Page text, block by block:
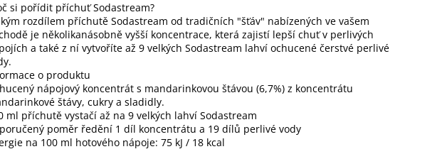
si pořídit příchuť Sodastream?
rozdílem příchutě Sodastream od tradičních "šťáv" nabízených ve vašem
je několikanásobně vyšší koncentrace, která zajistí lepší chuť v perlivých
a také z ní vytvoříte až 9 velkých Sodastream lahví ochucené čerstvé perlivé
o produktu
nápojový koncentrát s mandarinkovou štávou (6,7%) z koncentrátu
štávy, cukry a sladidly.
ml příchutě vystačí až na 9 velkých lahví Sodastream
poměr ředění 1 díl koncentrátu a 19 dílů perlivé vody
na 100 ml hotového nápoje: 75 kJ / 18 kcal